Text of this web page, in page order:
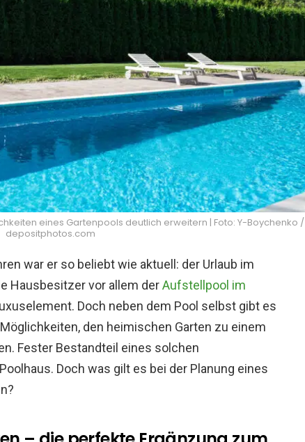
eines Gartenpools deutlich erweitern | Foto: Y-Boychenko /
depositphotos.com
war er so beliebt wie aktuell: der Urlaub im
Hausbesitzer vor allem derAufstellpool im
Doch neben dem Pool selbst gibt es
den heimischen Garten zu einem
Fester Bestandteil eines solchen
Doch was gilt es bei der Planung eines